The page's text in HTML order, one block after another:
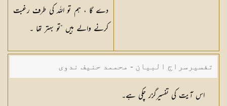
دے گا ، ہم تو اللہ کی طرف رغبت
کرنے والے ہیں “تو بہتر تھا ۔
تفسیرسراج البیان - محممد حنیف ندوی
اس آیت کی تفسیرگزر چکی ہے۔